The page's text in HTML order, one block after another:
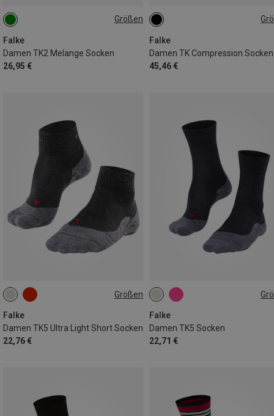
Größen
Falke
Damen TK2 Melange Socken
26,95 €
35|36
41|42
Falke
Damen TK Compression Socken
45,46 €
35|36|37|38
39|40|41|42
Größen
Falke
Damen TK5 Ultra Light Short Socken
22,76 €
35|36
41|42
Falke
Damen TK5 Socken
22,71 €
35|36
41|42